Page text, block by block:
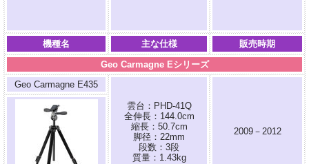
機種名 主な仕様
販売時期
Geo Carmagne Eシリーズ
Geo Carmagne E435
雲台：PHD-41Q
全伸長：144.0cm
縮長：50.7cm
脚径：22mm
段数：3段
質量：1.43kg
2009－2012